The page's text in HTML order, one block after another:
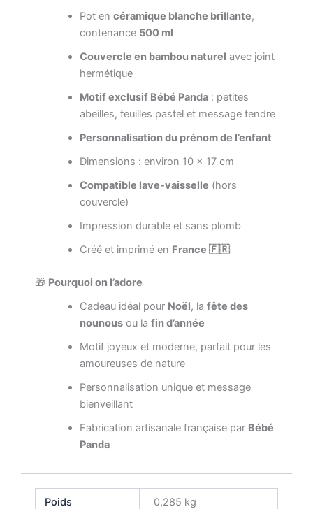
Pot en céramique blanche brillante,
contenance 500 ml
Couvercle en bambou naturel avec joint
hermétique
Motif exclusif Bébé Panda: petites
abeilles, feuilles pastel et message tendre
Personnalisation du prénom de l’enfant
Dimensions : environ 10 × 17 cm
Compatible lave-vaisselle (hors
couvercle)
Impression durable et sans plomb
Créé et imprimé en France 🇫🇷
🎁 Pourquoi on l’adore
Cadeau idéal pour Noël, la fête des
nounousou la fin d’année
Motif joyeux et moderne, parfait pour les
amoureuses de nature
Personnalisation unique et message
bienveillant
Fabrication artisanale française par Bébé
Panda
Poids 0,285 kg